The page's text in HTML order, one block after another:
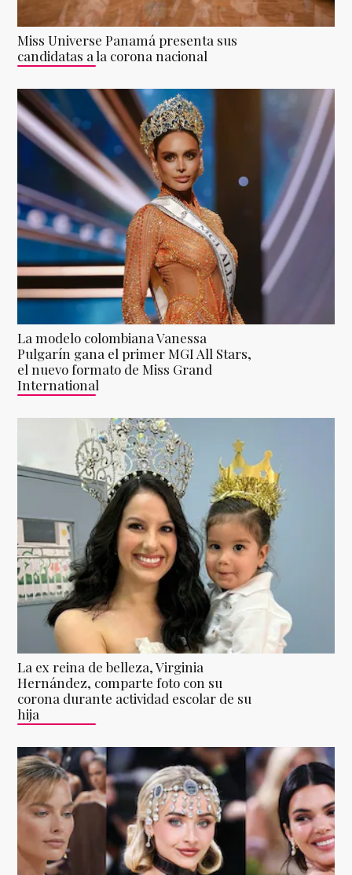
Miss Universe Panamá presenta sus
candidatas a la corona nacional
La modelo colombiana Vanessa
Pulgarín gana el primer MGI All Stars,
el nuevo formato de Miss Grand
International
La ex reina de belleza, Virginia
Hernández, comparte foto con su
corona durante actividad escolar de su
hija